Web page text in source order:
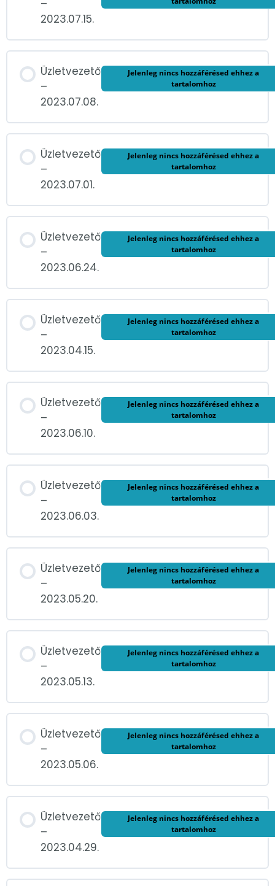
–
2023.07.15.
Üzletvezető
–
2023.07.08.
Jelenleg nincs hozzáférésed ehhez a
tartalomhoz
Üzletvezető
–
2023.07.01.
Jelenleg nincs hozzáférésed ehhez a
tartalomhoz
Üzletvezető
–
2023.06.24.
Jelenleg nincs hozzáférésed ehhez a
tartalomhoz
Üzletvezető
–
2023.04.15.
Jelenleg nincs hozzáférésed ehhez a
tartalomhoz
Üzletvezető
–
2023.06.10.
Jelenleg nincs hozzáférésed ehhez a
tartalomhoz
Üzletvezető
–
2023.06.03.
Jelenleg nincs hozzáférésed ehhez a
tartalomhoz
Üzletvezető
–
2023.05.20.
Jelenleg nincs hozzáférésed ehhez a
tartalomhoz
Üzletvezető
–
2023.05.13.
Jelenleg nincs hozzáférésed ehhez a
tartalomhoz
Üzletvezető
–
2023.05.06.
Jelenleg nincs hozzáférésed ehhez a
tartalomhoz
Üzletvezető
–
2023.04.29.
Jelenleg nincs hozzáférésed ehhez a
tartalomhoz